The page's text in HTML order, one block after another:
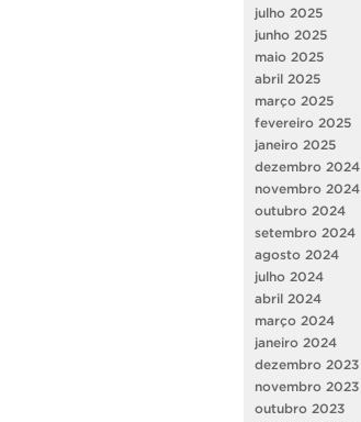
julho 2025
junho 2025
maio 2025
abril 2025
março 2025
fevereiro 2025
janeiro 2025
dezembro 2024
novembro 2024
outubro 2024
setembro 2024
agosto 2024
julho 2024
abril 2024
março 2024
janeiro 2024
dezembro 2023
novembro 2023
outubro 2023